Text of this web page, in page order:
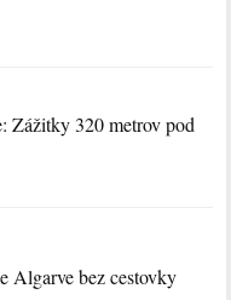
Zážitky 320 metrov pod
Algarve bez cestovky